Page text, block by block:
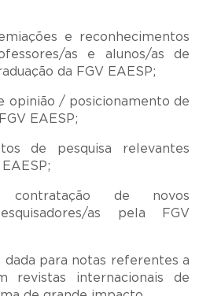
e reconhecimentos
as e alunos/as de
da FGV EAESP;
opinião / posicionamento de
EAESP;
de pesquisa relevantes
contratação de novos
as pela FGV
dada para notas referentes a
revistas internacionais de